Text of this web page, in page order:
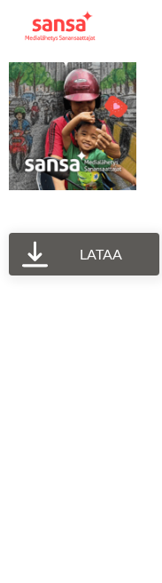
LATAA